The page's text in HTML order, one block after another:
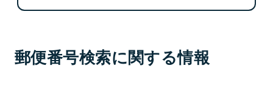
郵便番号検索に関する情報